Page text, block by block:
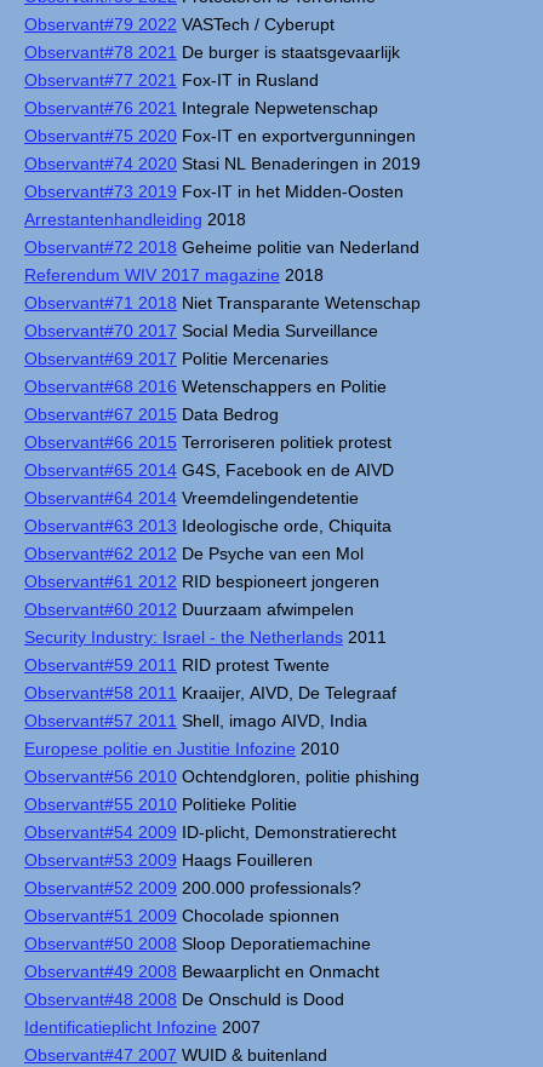
Observant#79 2022 VASTech / Cyberupt
Observant#78 2021 De burger is staatsgevaarlijk
Observant#77 2021 Fox-IT in Rusland
Observant#76 2021 Integrale Nepwetenschap
Observant#75 2020 Fox-IT en exportvergunningen
Observant#74 2020 Stasi NL Benaderingen in 2019
Observant#73 2019 Fox-IT in het Midden-Oosten
Arrestantenhandleiding 2018
Observant#72 2018 Geheime politie van Nederland
Referendum WIV 2017 magazine 2018
Observant#71 2018 Niet Transparante Wetenschap
Observant#70 2017 Social Media Surveillance
Observant#69 2017 Politie Mercenaries
Observant#68 2016 Wetenschappers en Politie
Observant#67 2015 Data Bedrog
Observant#66 2015 Terroriseren politiek protest
Observant#65 2014 G4S, Facebook en de AIVD
Observant#64 2014 Vreemdelingendetentie
Observant#63 2013 Ideologische orde, Chiquita
Observant#62 2012 De Psyche van een Mol
Observant#61 2012 RID bespioneert jongeren
Observant#60 2012 Duurzaam afwimpelen
Security Industry: Israel - the Netherlands 2011
Observant#59 2011 RID protest Twente
Observant#58 2011 Kraaijer, AIVD, De Telegraaf
Observant#57 2011 Shell, imago AIVD, India
Europese politie en Justitie Infozine 2010
Observant#56 2010 Ochtendgloren, politie phishing
Observant#55 2010 Politieke Politie
Observant#54 2009 ID-plicht, Demonstratierecht
Observant#53 2009 Haags Fouilleren
Observant#52 2009 200.000 professionals?
Observant#51 2009 Chocolade spionnen
Observant#50 2008 Sloop Deporatiemachine
Observant#49 2008 Bewaarplicht en Onmacht
Observant#48 2008 De Onschuld is Dood
Identificatieplicht Infozine 2007
Observant#47 2007 WUID & buitenland